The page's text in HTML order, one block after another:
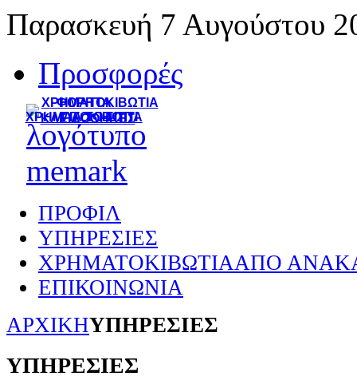
Παρασκευή 7 Αυγούστου
Προσφορές
ΠΡΟΦΙΛ
ΥΠΗΡΕΣΙΕΣ
ΧΡΗΜΑΤΟΚΙΒΩΤΙΑΑΠΟ
ΕΠΙΚΟΙΝΩΝΙΑ
ΑΡΧΙΚΗΥΠΗΡΕΣΙΕΣ
ΥΠΗΡΕΣΙΕΣ
ΚΛΕΙΔΟΘΗΚΕΣ
ΦΟΡΗΤΑ
ΧΡΗΜΑΤΟΚΙΒΩΤΙΑ
ΧΡΗΜΑΤΟΚΙΒΩΤΙΑ
ΓΙΑ ΤΟ ΣΠΙΤΙ